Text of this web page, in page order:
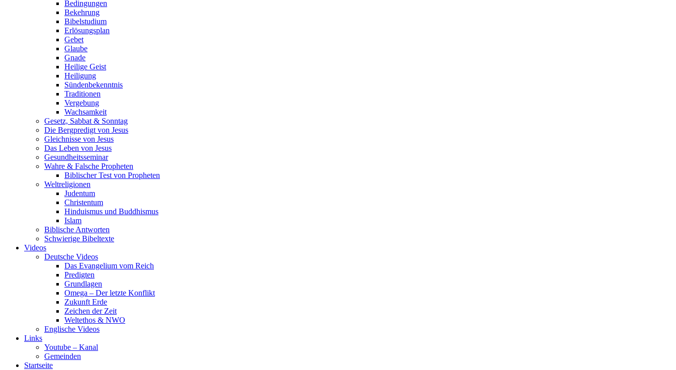
Bedingungen
Bekehrung
Bibelstudium
Erlösungsplan
Gebet
Glaube
Gnade
Heilige Geist
Heiligung
Sündenbekenntnis
Traditionen
Vergebung
Wachsamkeit
Gesetz, Sabbat & Sonntag
Die Bergpredigt von Jesus
Gleichnisse von Jesus
Das Leben von Jesus
Gesundheitsseminar
Wahre & Falsche Propheten
Biblischer Test von Propheten
Weltreligionen
Judentum
Christentum
Hinduismus und Buddhismus
Islam
Biblische Antworten
Schwierige Bibeltexte
Videos
Deutsche Videos
Das Evangelium vom Reich
Predigten
Grundlagen
Omega – Der letzte Konflikt
Zukunft Erde
Zeichen der Zeit
Weltethos & NWO
Englische Videos
Links
Youtube – Kanal
Gemeinden
Startseite